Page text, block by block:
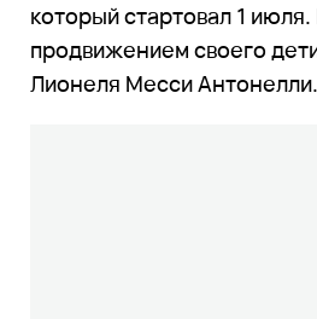
который стартовал 1
продвижением своего
Лионеля Месси Антонелли.